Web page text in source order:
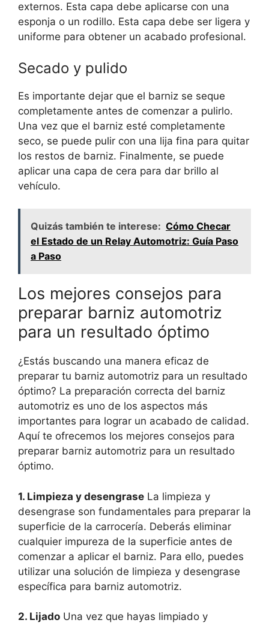
externos. Esta capa debe aplicarse con una
esponja o un rodillo. Esta capa debe ser ligera y
uniforme para obtener un acabado profesional.
Secado y pulido
Es importante dejar que el barniz se seque
completamente antes de comenzar a pulirlo.
Una vez que el barniz esté completamente
seco, se puede pulir con una lija fina para quitar
los restos de barniz. Finalmente, se puede
aplicar una capa de cera para dar brillo al
vehículo.
Quizás también te interese: Cómo Checar
el Estado de un Relay Automotriz: Guía Paso
a Paso
Los mejores consejos para
preparar barniz automotriz
para un resultado óptimo
¿Estás buscando una manera eficaz de
preparar tu barniz automotriz para un resultado
óptimo? La preparación correcta del barniz
automotriz es uno de los aspectos más
importantes para lograr un acabado de calidad.
Aquí te ofrecemos los mejores consejos para
preparar barniz automotriz para un resultado
óptimo.
1. Limpieza y desengrase La limpieza y
desengrase son fundamentales para preparar la
superficie de la carrocería. Deberás eliminar
cualquier impureza de la superficie antes de
comenzar a aplicar el barniz. Para ello, puedes
utilizar una solución de limpieza y desengrase
específica para barniz automotriz.
2. Lijado Una vez que hayas limpiado y